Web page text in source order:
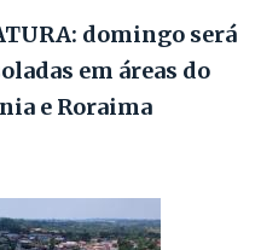
domingo será
em áreas do
e Roraima